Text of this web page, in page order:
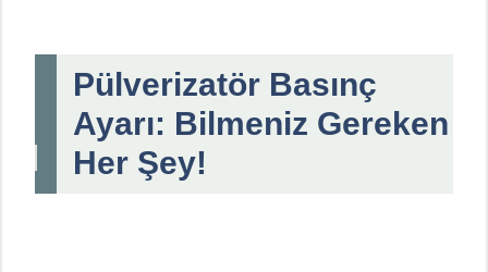
Pülverizatör Basınç
Ayarı: Bilmeniz Gereken
Her Şey!